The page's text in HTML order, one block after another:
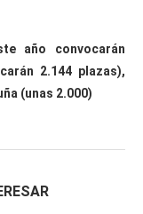
año convocarán
2.144 plazas),
(unas 2.000)